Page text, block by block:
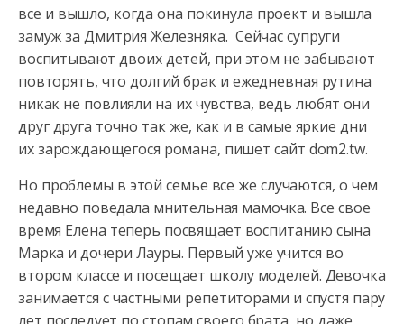
все и вышло, когда она покинула проект и вышла
замуж за Дмитрия Железняка. Сейчас супруги
воспитывают двоих детей, при этом не забывают
повторять, что долгий брак и ежедневная рутина
никак не повлияли на их чувства, ведь любят они
друг друга точно так же, как и в самые яркие дни
их зарождающегося романа, пишет сайт dom2.tw.
Но проблемы в этой семье все же случаются, о чем
недавно поведала мнительная мамочка. Все свое
время Елена теперь посвящает воспитанию сына
Марка и дочери Лауры. Первый уже учится во
втором классе и посещает школу моделей. Девочка
занимается с частными репетиторами и спустя пару